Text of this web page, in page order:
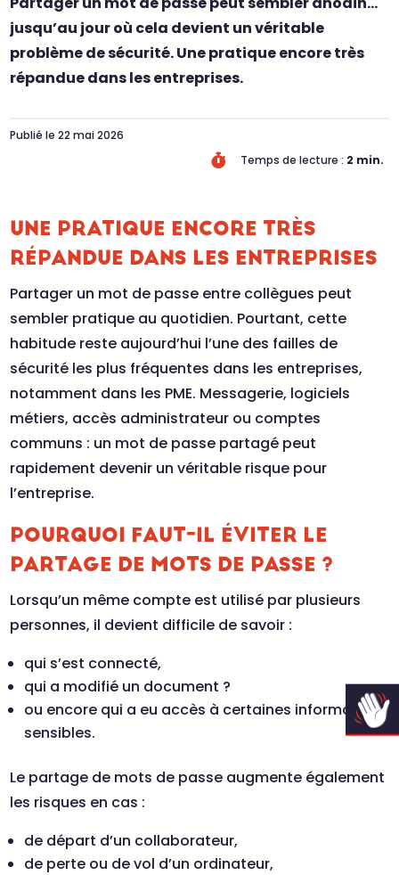
jusqu’au jour où cela devient un véritable
problème de sécurité. Une pratique encore très
répandue dans les entreprises.
Publié le 22 mai 2026
 Temps de lecture : 2 min.
UNE PRATIQUE ENCORE TRÈS
RÉPANDUE DANS LES ENTREPRISES
Partager un mot de passe entre collègues peut
sembler pratique au quotidien. Pourtant, cette
habitude reste aujourd’hui l’une des failles de
sécurité les plus fréquentes dans les entreprises,
notamment dans les PME. Messagerie, logiciels
métiers, accès administrateur ou comptes
communs : un mot de passe partagé peut
rapidement devenir un véritable risque pour
l’entreprise.
POURQUOI FAUT-IL ÉVITER LE
PARTAGE DE MOTS DE PASSE ?
Lorsqu’un même compte est utilisé par plusieurs
personnes, il devient difficile de savoir :
qui s’est connecté,
qui a modifié un document ?
ou encore qui a eu accès à certaines informations
sensibles.
Le partage de mots de passe augmente également
les risques en cas :
de départ d’un collaborateur,
de perte ou de vol d’un ordinateur,